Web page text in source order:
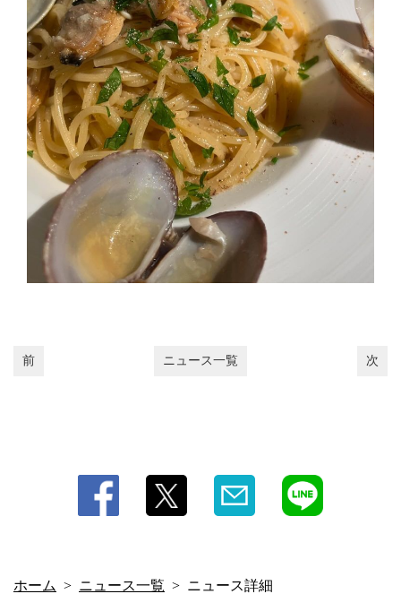
前 ニュース一覧 次
ホーム ニュース一覧 ニュース詳細
https://bluedoors-motoyawata.owst.jp/blogs/3425940
お店情報をコピー
閉じる